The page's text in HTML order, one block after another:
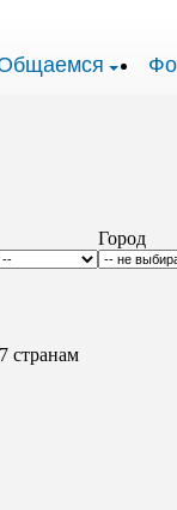
Город
странам